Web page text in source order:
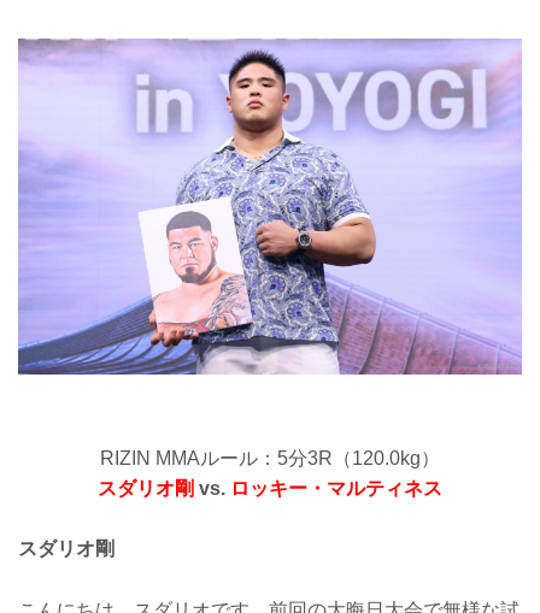
RIZIN MMAルール：5分3R（120.0kg）
スダリオ剛 vs. ロッキー・マルティネス
スダリオ剛